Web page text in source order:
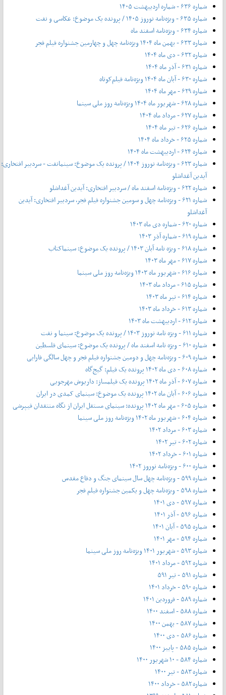
شماره ۶۳۶ - شماره اردیبهشت ۱۴۰۵
شماره ۶۳۵ - ویژه‌نامه نوروز ۱۴۰۵ / پرونده یک موضوع: عکاسی و نفت
شماره ۶۳۴ - ویژه‌نامه اسفند ماه
شماره ۶۳۳ - بهمن ماه ۱۴۰۴ ویژه‌نامه چهل‌ و‌ چهارمین جشنواره فیلم فجر
شماره ۶۳۲ - دی ماه ۱۴۰۴
شماره ۶۳۱ - آذر ماه ۱۴۰۴
شماره ۶۳۰ - آبان ماه ۱۴۰۴ ویژه‌نامه فیلم‌کوتاه
شماره ۶۲۹ - مهر ماه ۱۴۰۴
شماره ۶۲۸ - شهریور ماه ۱۴۰۴ ویژه‌نامه روز ملی سینما
شماره ۶۲۷ - مرداد ماه ۱۴۰۴
شماره ۶۲۶ - تیر ماه ۱۴۰۴
شماره ۶۲۵ - خرداد ماه ۱۴۰۴
شماره ۶۲۴ - اردیبهشت ماه ۱۴۰۴
شماره ۶۲۳ - ویژه‌نامه نوروز ۱۴۰۴ / پرونده یک موضوع: سینمانفت - سردبیر افتخاری:
آیدین آغداشلو
شماره ۶۲۲ - ویژه‌نامه اسفند ماه / سردبیر افتخاری: آیدین آغداشلو
شماره ۶۲۱ - ویژه‌نامه چهل‌ و‌ سومین جشنواره فیلم فجر، سردبیر افتخاری: آیدین
آغداشلو
شماره ۶۲۰ - شماره دی ماه ۱۴۰۳
شماره ۶۱۹ - شماره آذر ۱۴۰۳
شماره ۶۱۸ - ویژه نامه آبان ۱۴۰۳ / پرونده یک موضوع: سینماکتاب
شماره ۶۱۷ - مهر ماه ۱۴۰۳
شماره ۶۱۶ - شهریور ماه ۱۴۰۳ ویژه‌نامه روز ملی سینما
شماره ۶۱۵ - مرداد ماه ۱۴۰۳
شماره ۶۱۴ - تیر ماه ۱۴۰۳
شماره ۶۱۳ - خرداد ماه ۱۴۰۳
شماره ۶۱۲ - اردیبهشت ماه ۱۴۰۳
شماره ۶۱۱ - ویژه نامه نوروز ۱۴۰۳ / پرونده یک موضوع: سینما و نفت
شماره ۶۱۰ - ویژه نامه اسفند ماه / پرونده یک موضوع: سینمای فلسطین
شماره ۶۰۹ - ویژه‌نامه چهل و دومین جشنواره فیلم فجر و چهل سالگی فارابی
شماره ۶۰۸ - دی ماه ۱۴۰۲ پرونده یک فیلم: گیج‌گاه
شماره ۶۰۷ - آذر ماه ۱۴۰۲ پرونده یک فیلمساز: داریوش مهرجویی
شماره ۶۰۶ - آبان ماه ۱۴۰۲ پرونده یک موضوع: سینمای کمدی در ایران
شماره ۶۰۵ - مهر ماه ۱۴۰۲ پرونده: سینمای مستقل ایران از نگاه منتقدان فیپرشی
شماره ۶۰۴ - شهریور ماه ۱۴۰۲ ویژه‌نامه روز ملی سینما
شماره ۶۰۳ - مرداد ۱۴۰۲
شماره ۶۰۲ - تیر ۱۴۰۲
شماره ۶۰۱ - خرداد ۱۴۰۲
شماره ۶۰۰ - ویژه‌نامه نوروز ۱۴۰۲
شماره ۵۹۹ - ویژه‌نامه چهل سال سینمای جنگ و دفاع مقدس
شماره ۵۹۸ - ویژه‌نامه چهل و یکمین جشنواره فیلم فجر
شماره ۵۹۷ - دی ۱۴۰۱
شماره ۵۹۶ - آذر ۱۴۰۱
شماره ۵۹۵ - آبان ۱۴۰۱
شماره ۵۹۴ - مهر ۱۴۰۱
شماره ۵۹۳ - شهریور ۱۴۰۱ ویژه‌نامه روز ملی سینما
شماره ۵۹۲ - مرداد ۱۴۰۱
شماره ۵۹۱ - تیر ۵۹۱
شماره ۵۹۰ - خرداد ۱۴۰۱
شماره ۵۸۹ - فروردین ۱۴۰۱
شماره ۵۸۸ - اسفند ۱۴۰۰
شماره ۵۸۷ - بهمن ۱۴۰۰
شماره ۵۸۶ - دی ۱۴۰۰
شماره ۵۸۵ - پاییز ۱۴۰۰
شماره ۵۸۴ - ۱۰ شهریور ۱۴۰۰
شماره ۵۸۳ - تیر ۱۴۰۰
شماره ۵۸۲ - خرداد ۱۴۰۰